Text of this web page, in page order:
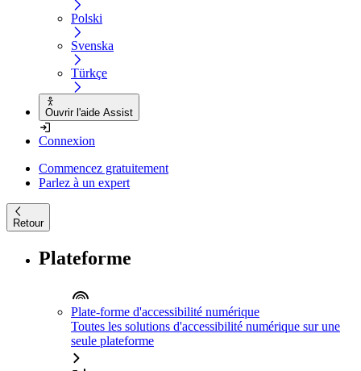
Polski
Svenska
Türkçe
Ouvrir l'aide Assist
Connexion
Commencez gratuitement
Parlez à un expert
Retour
Plateforme
Plate-forme d'accessibilité numérique
Toutes les solutions d'accessibilité numérique sur une
seule plateforme